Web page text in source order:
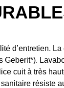
d’entretien.
cuit à très
résiste